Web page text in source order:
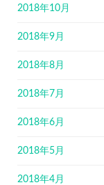
2018年10月
2018年9月
2018年8月
2018年7月
2018年6月
2018年5月
2018年4月